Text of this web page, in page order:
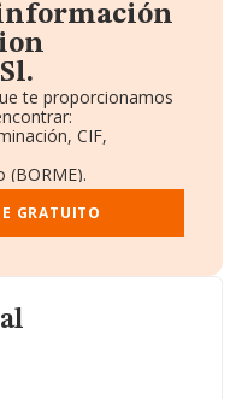
te proporcionamos
CIF,
y Empleados.
Administradores.
complementaria.
GRATUITO